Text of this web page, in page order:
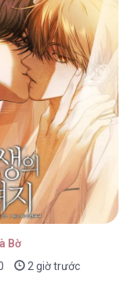
LAI [...] – Chap 38
LAI [...] – Chap 37
Bờ
2 giờ trước